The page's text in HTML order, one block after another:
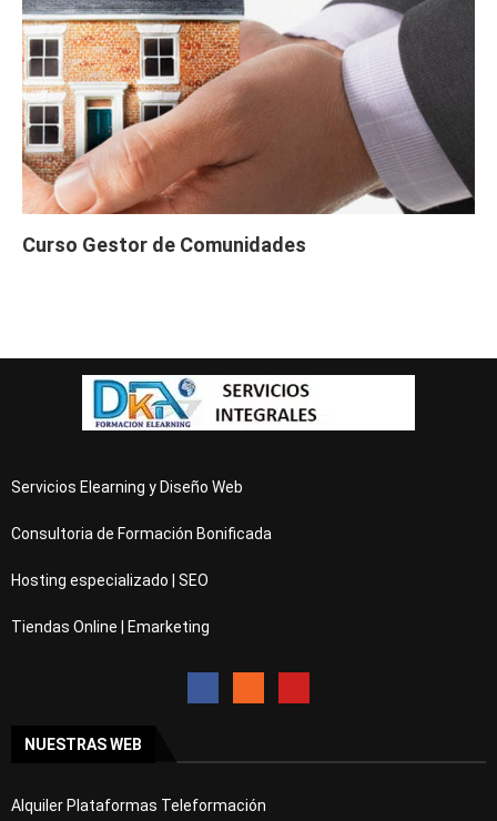
Curso Gestor de Comunidades
Servicios Elearning y Diseño Web
Consultoria de Formación Bonificada
Hosting especializado | SEO
Tiendas Online | Emarketing
NUESTRAS WEB
Alquiler Plataformas Teleformación